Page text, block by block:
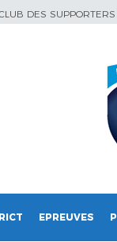
DES SUPPORTERS
EPREUVES